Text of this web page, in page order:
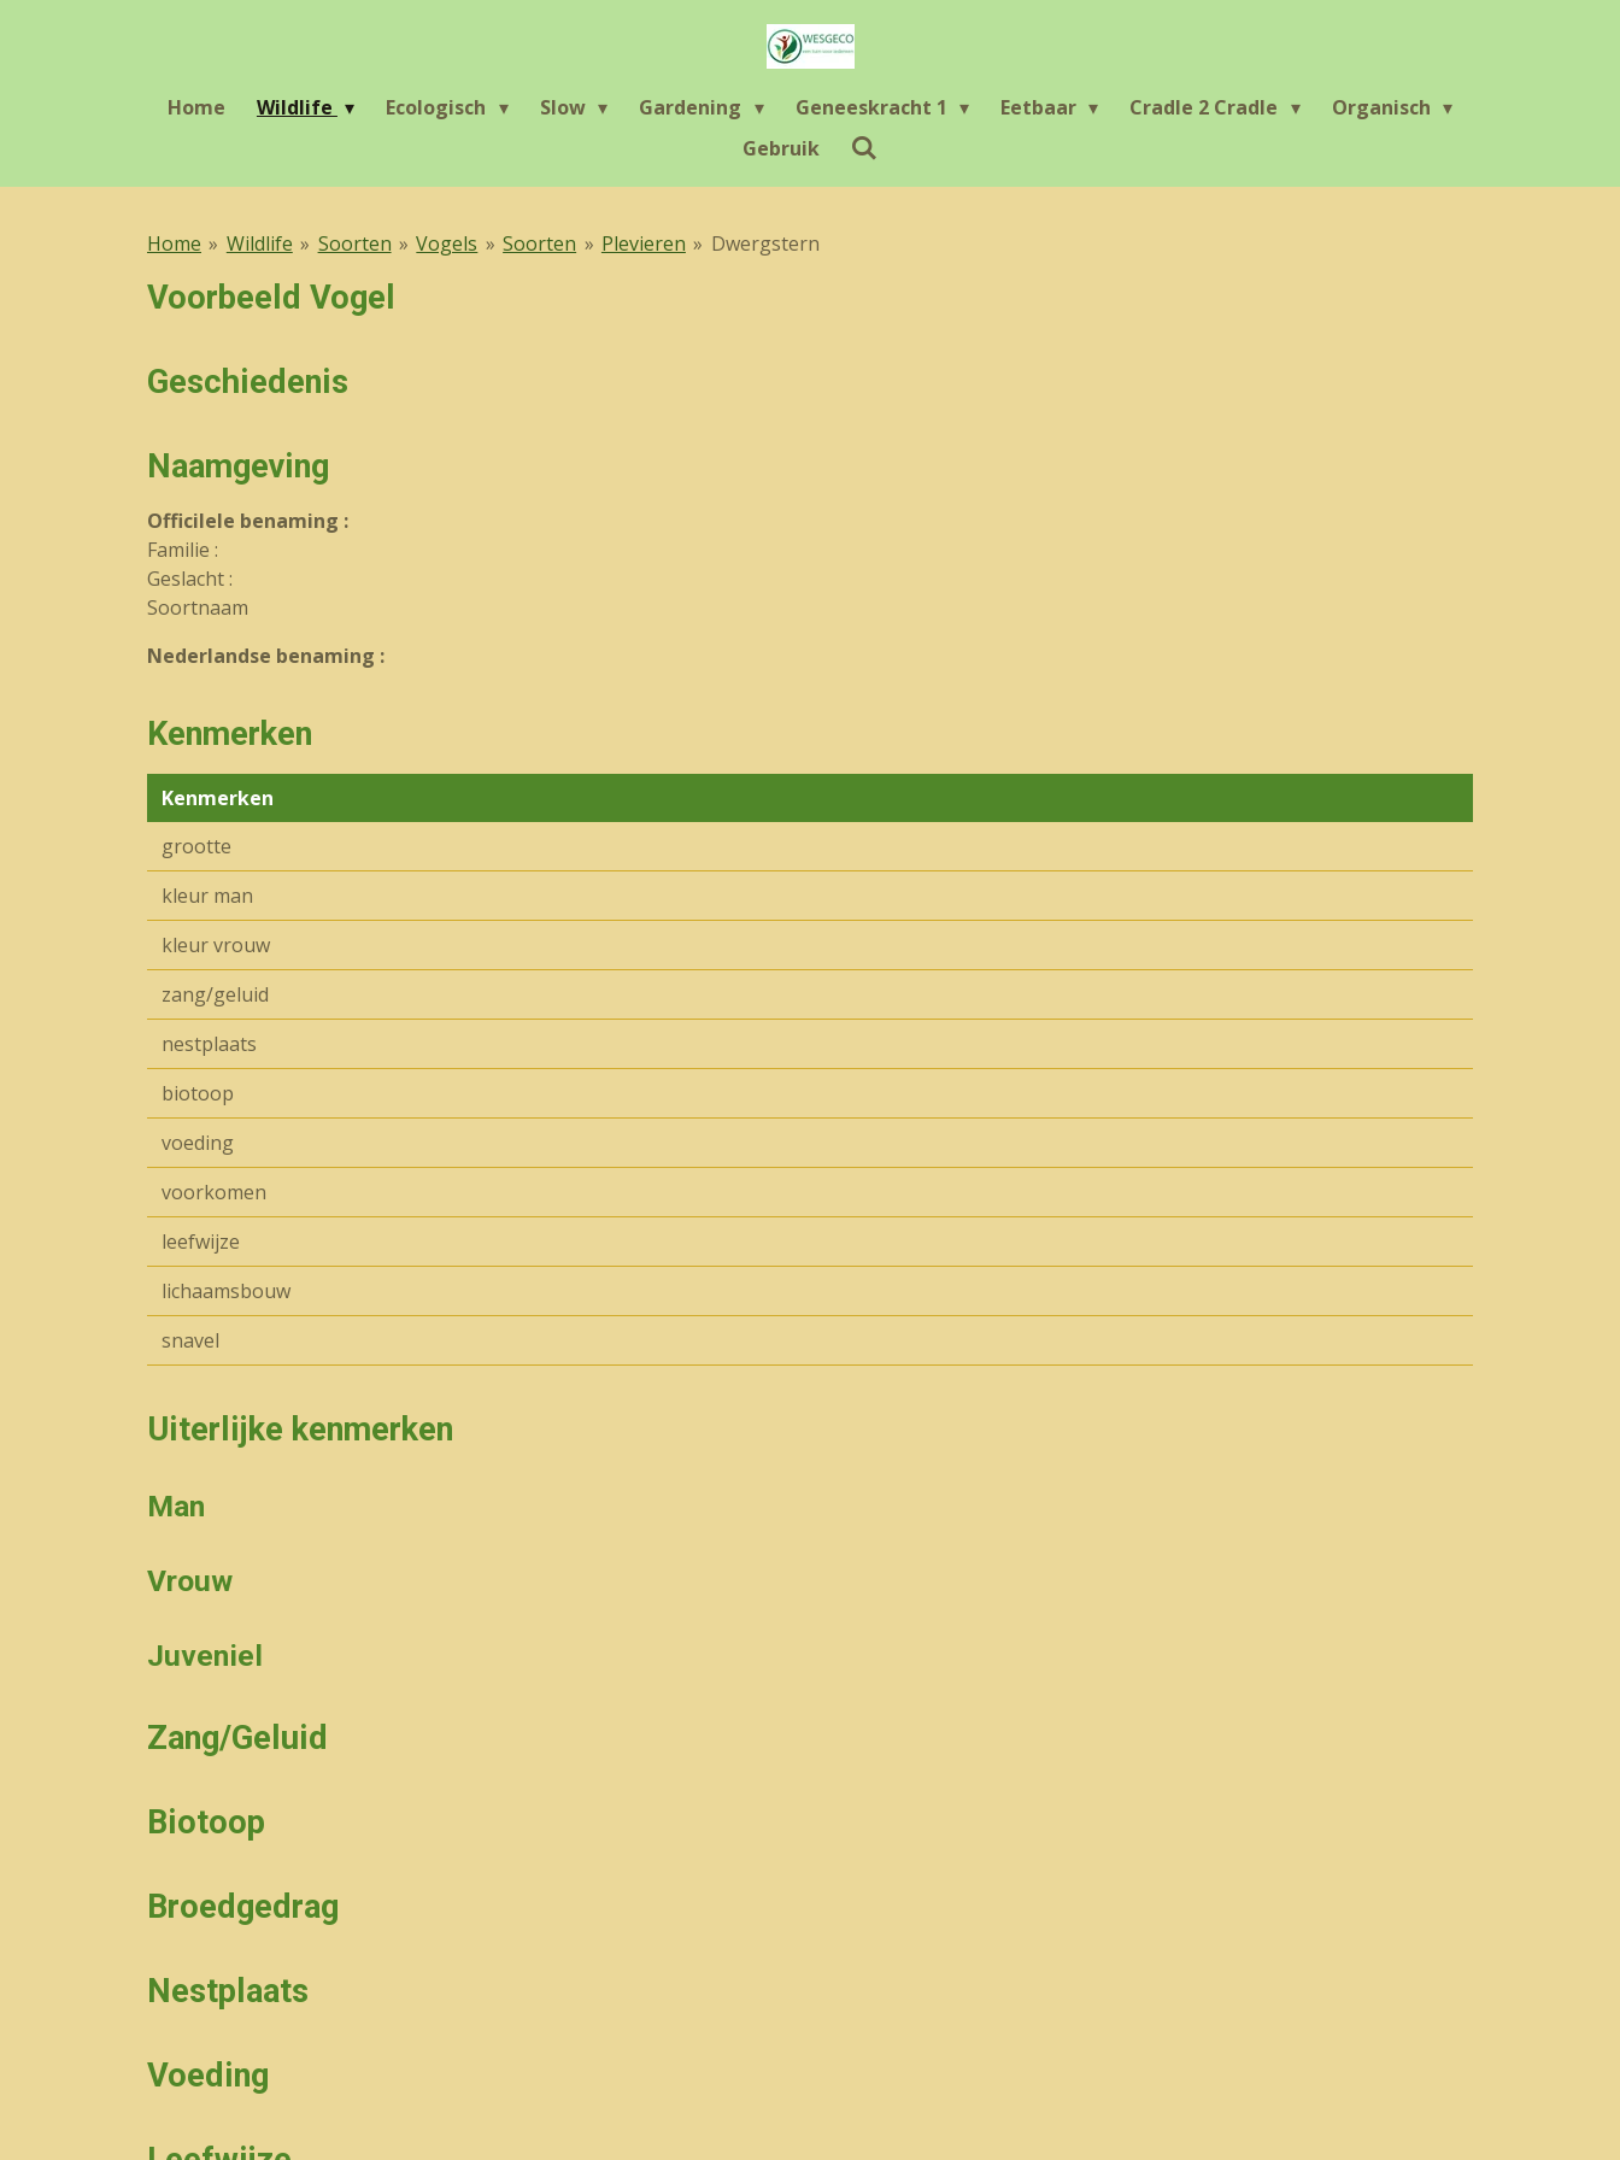
Home Wildlife Ecologisch Slow Gardening Geneeskracht 1 Eetbaar Cradle 2 Cradle
Organisch
Gebruik
Home » Wildlife » Soorten » Vogels » Soorten » Plevieren » Dwergstern
Voorbeeld Vogel
Geschiedenis
Naamgeving
OfficiIele benaming :
Familie :
Geslacht :
Soortnaam
Nederlandse benaming :
Kenmerken
Kenmerken
grootte
kleur man
kleur vrouw
zang/geluid
nestplaats
biotoop
voeding
voorkomen
leefwijze
lichaamsbouw
snavel
Uiterlijke kenmerken
Man
Vrouw
Juveniel
Zang/Geluid
Biotoop
Broedgedrag
Nestplaats
Voeding